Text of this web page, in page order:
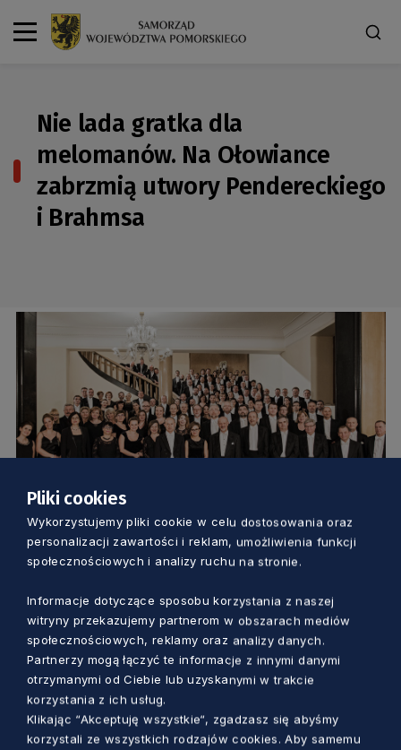
Nie lada gratka dla
melomanów. Na Ołowiance
zabrzmią utwory Pendereckiego
i Brahmsa
KULTURA
Ołowiance zabrzmią utwory
Pendereckiego i Brahmsa
Dorota Kulka 2 lata temu
Pliki cookies
Wykorzystujemy pliki cookie w celu dostosowania oraz
personalizacji zawartości i reklam, umożliwienia funkcji
społecznościowych i analizy ruchu na stronie.
Informacje dotyczące sposobu korzystania z naszej
witryny przekazujemy partnerom w obszarach mediów
społecznościowych, reklamy oraz analizy danych.
Partnerzy mogą łączyć te informacje z innymi danymi
otrzymanymi od Ciebie lub uzyskanymi w trakcie
korzystania z ich usług.
Klikając “Akceptuję wszystkie“, zgadzasz się abyśmy
korzystali ze wszystkich rodzajów cookies. Aby samemu